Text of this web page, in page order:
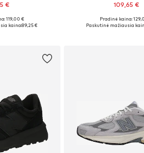
€
dydžių
119,00 €
kaina:89,25 €
109,65 €
Yra daugybė
Pradinė kaina:
Paskutinė mažiausia